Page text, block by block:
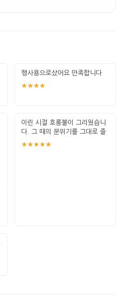
행사용으로샀어요 만족합니다
★★★★
이린 시절 호롱불이 그리웠습니
다. 그 때의 분위기를 그대로 즐
길 수 있게
★★★★★